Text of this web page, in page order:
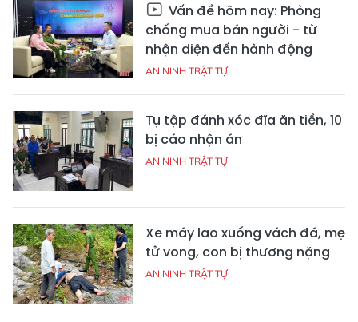
Vấn đề hôm nay: Phòng
chống mua bán người - từ
nhận diện đến hành động
AN NINH TRẬT TỰ
Tụ tập đánh xóc đĩa ăn tiền, 10
bị cáo nhận án
AN NINH TRẬT TỰ
Xe máy lao xuống vách đá, mẹ
tử vong, con bị thương nặng
AN NINH TRẬT TỰ